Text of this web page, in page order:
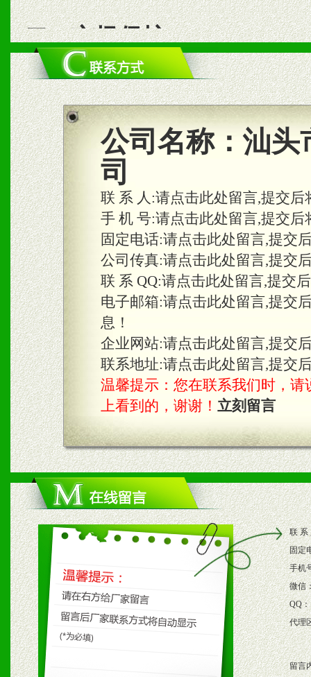
二、市场保护
1、统一市场价格；建立全
商利润。
2、区域独家经营；建立区
合作关系。
三、物料及媒体
1、免费提供体验及宣传彩
2、不定期在各大知名网站
知名度和影响力。
3、根据地方实际情况提供
具。
四、市场操作及支持
1、根据区域市场协助制定
2、根据具体情况公司给予
3、根据市场需要，派驻区
保产品顺利销售。
4、根据市场情况公司给予
购支持。
五、退换货制度
公司名称：汕头
司
联 系 人:请点击此处留言,提交
手 机 号:请点击此处留言,提交
固定电话:请点击此处留言,提交
公司传真:请点击此处留言,提交
联 系 QQ:请点击此处留言,提交
电子邮箱:请点击此处留言,提交
息！
企业网站:请点击此处留言,提交
联系地址:请点击此处留言,提交
温馨提示：您在联系我们时，请
上看到的，谢谢！ 立刻留言
联 系
固定
手机
微信
QQ：
代理
留言